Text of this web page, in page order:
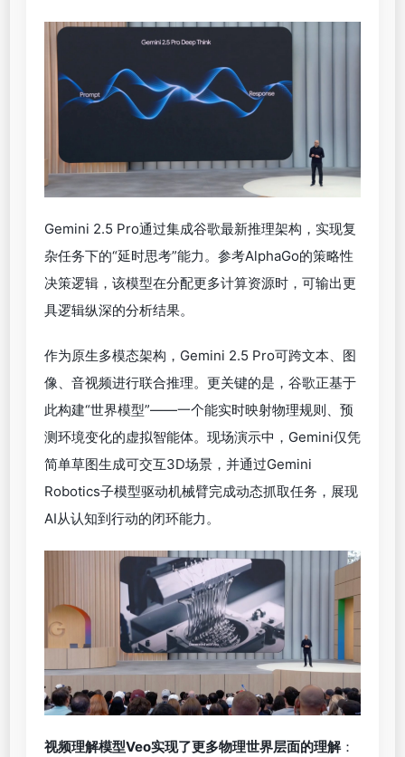
Gemini 2.5 Pro通过集成谷歌最新推理架构，实现复
杂任务下的“延时思考”能力。参考AlphaGo的策略性
决策逻辑，该模型在分配更多计算资源时，可输出更
具逻辑纵深的分析结果。
作为原生多模态架构，Gemini 2.5 Pro可跨文本、图
像、音视频进行联合推理。更关键的是，谷歌正基于
此构建“世界模型”——一个能实时映射物理规则、预
测环境变化的虚拟智能体。现场演示中，Gemini仅凭
简单草图生成可交互3D场景，并通过Gemini
Robotics子模型驱动机械臂完成动态抓取任务，展现
AI从认知到行动的闭环能力。
视频理解模型Veo实现了更多物理世界层面的理解：